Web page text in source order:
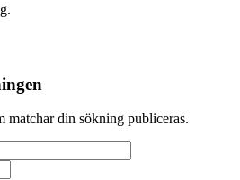
matchar din sökning publiceras.